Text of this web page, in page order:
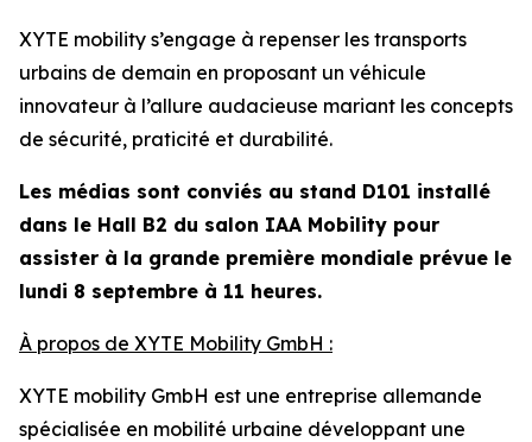
XYTE mobility s’engage à repenser les transports
urbains de demain en proposant un véhicule
innovateur à l’allure audacieuse mariant les concepts
de sécurité, praticité et durabilité.
Les médias sont conviés au stand D101 installé
dans le Hall B2 du salon IAA Mobility pour
assister à la grande première mondiale prévue le
lundi 8 septembre à 11 heures.
À propos de XYTE Mobility GmbH :
XYTE mobility GmbH est une entreprise allemande
spécialisée en mobilité urbaine développant une